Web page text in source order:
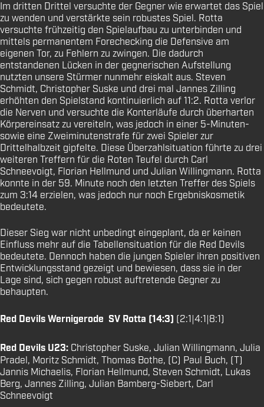
Im dritten Drittel versuchte der Gegner wie erwartet das Spiel
zu wenden und verstärkte sein robustes Spiel. Rotta
versuchte frühzeitig den Spielaufbau zu unterbinden und
mittels permanentem Forechecking die Defensive am
eigenen Tor, zu Fehlern zu zwingen. Die dadurch
entstandenen Lücken in der gegnerischen Aufstellung
nutzten unsere Stürmer nunmehr eiskalt aus. Steven
Schmidt, Christopher Suske und drei mal Jannes Zilling
erhöhten den Spielstand kontinuierlich auf 11:2. Rotta verlor
die Nerven und versuchte die Konterläufe durch überharten
Körpereinsatz zu vereiteln, was jedoch in einer 5-Minuten-
sowie eine Zweiminutenstrafe für zwei Spieler zur
Drittelhalbzeit gipfelte. Diese Überzahlsituation führte zu drei
weiteren Treffern für die Roten Teufel durch Carl
Schneevoigt, Florian Hellmund und Julian Willingmann. Rotta
konnte in der 59. Minute noch den letzten Treffer des Spiels
zum 3:14 erzielen, was jedoch nur noch Ergebniskosmetik
bedeutete.
Dieser Sieg war nicht unbedingt eingeplant, da er keinen
Einfluss mehr auf die Tabellensituation für die Red Devils
bedeutete. Dennoch haben die jungen Spieler ihren positiven
Entwicklungsstand gezeigt und bewiesen, dass sie in der
Lage sind, sich gegen robust auftretende Gegner zu
behaupten.
Red Devils Wernigerode  SV Rotta (14:3) (2:1|4:1|8:1)
Red Devils U23: Christopher Suske, Julian Willingmann, Julia
Pradel, Moritz Schmidt, Thomas Bothe, (C) Paul Buch, (T)
Jannis Michaelis, Florian Hellmund, Steven Schmidt, Lukas
Berg, Jannes Zilling, Julian Bamberg-Siebert, Carl
Schneevoigt